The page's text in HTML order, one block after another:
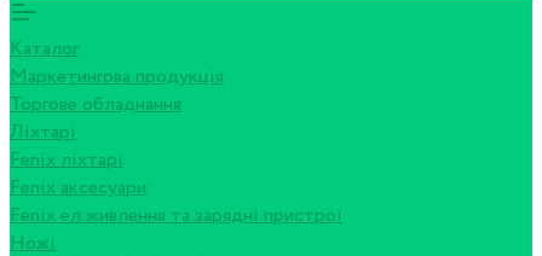
Каталог
Маркетингова продукція
Торгове обладнання
Ліхтарі
Fenix ліхтарі
Fenix аксесуари
Fenix ел живлення та зарядні пристрої
Ножі